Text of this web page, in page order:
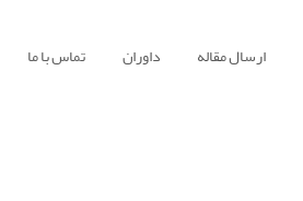
ارسال مقاله داوران تماس با ما